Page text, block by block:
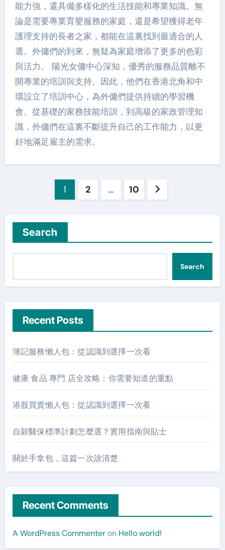
能力強，還具備多樣化的生活技能和專業知識。無
論是需要專業育嬰服務的家庭，還是希望獲得老年
護理支持的長者之家，都能在這裏找到最適合的人
選。外傭們的到來，無疑為家庭增添了更多的色彩
與活力。 陽光女傭中心深知，優秀的服務品質離不
開專業的培訓與支持。因此，他們在香港北角和中
環設立了培訓中心，為外傭們提供持續的學習機
會。從基礎的家務技能培訓，到高級的家政管理知
識，外傭們在這裏不斷提升自己的工作能力，以更
好地滿足雇主的需求。
1 2 … 10
Search
Search
Recent Posts
簿記服務懶人包：從認識到選擇一次看
健康 食品 專門 店全攻略：你需要知道的重點
港股買賣懶人包：從認識到選擇一次看
自願醫保標準計劃怎麼選？實用指南與貼士
關於手拿包，這篇一次說清楚
Recent Comments
A WordPress Commenteron Hello world!